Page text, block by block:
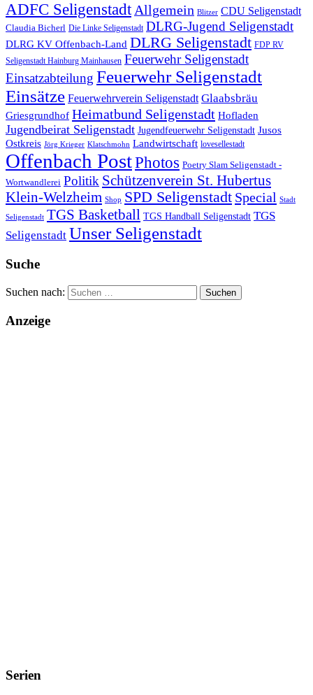
ADFC SeligenstadtAllgemein Blitzer CDU Seligenstadt
Claudia Bicherl Die Linke Seligenstadt DLRG-Jugend Seligenstadt
DLRG KV Offenbach-Land DLRG Seligenstadt FDP RV
Seligenstadt Hainburg Mainhausen Feuerwehr Seligenstadt
Einsatzabteilung Feuerwehr Seligenstadt
Einsätze Feuerwehrverein Seligenstadt Glaabsbräu
Griesgrundhof Heimatbund Seligenstadt Hofladen
Jugendbeirat Seligenstadt Jugendfeuerwehr Seligenstadt Jusos
Ostkreis Jörg Krieger Klatschmohn Landwirtschaft lovesellestadt
Offenbach PostPhotos Poetry Slam Seligenstadt -
Wortwandlerei Politik Schützenverein St. Hubertus
Klein-Welzheim Shop SPD Seligenstadt Special Stadt
Seligenstadt TGS Basketball TGS Handball Seligenstadt TGS
Seligenstadt Unser Seligenstadt
Suche
Suchen nach:
Anzeige
Serien